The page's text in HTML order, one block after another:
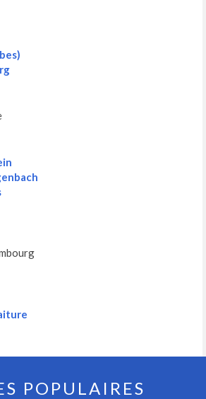
POPULAIRES